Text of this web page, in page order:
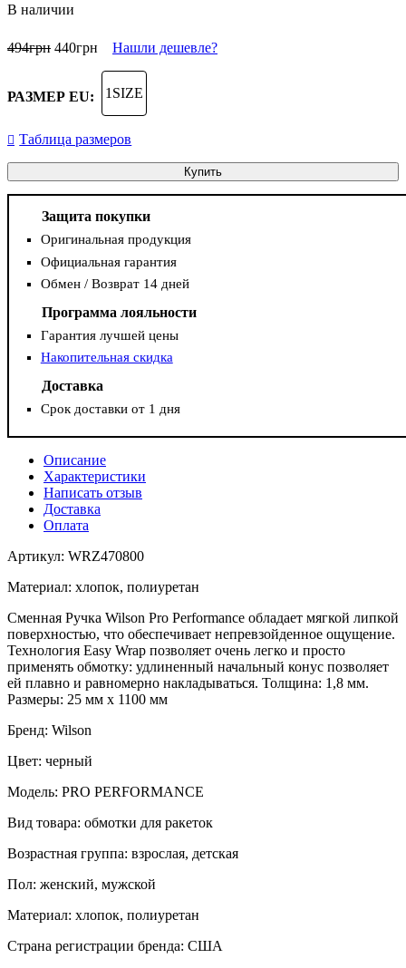
В наличии
494грн 440грн Нашли дешевле?
РАЗМЕР EU: 1SIZE
Таблица размеров
Купить
Защита покупки
Оригинальная продукция
Официальная гарантия
Обмен / Возврат 14 дней
Программа лояльности
Гарантия лучшей цены
Накопительная скидка
Доставка
Срок доставки от 1 дня
Описание
Характеристики
Написать отзыв
Доставка
Оплата
Артикул: WRZ470800
Материал: хлопок, полиуретан
Сменная Ручка Wilson Pro Performance обладает мягкой липкой
поверхностью, что обеспечивает непревзойденное ощущение.
Технология Easy Wrap позволяет очень легко и просто
применять обмотку: удлиненный начальный конус позволяет
ей плавно и равномерно накладываться. Толщина: 1,8 мм.
Размеры: 25 мм x 1100 мм
Бренд: Wilson
Цвет: черный
Модель: PRO PERFORMANCE
Вид товара: обмотки для ракеток
Возрастная группа: взрослая, детская
Пол: женский, мужской
Материал: хлопок, полиуретан
Страна регистрации бренда: США